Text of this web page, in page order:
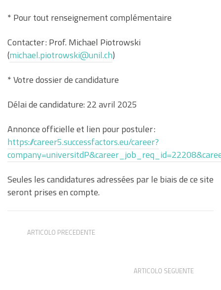
* Pour tout renseignement complémentaire
Contacter : Prof. Michael Piotrowski
(michael.piotrowski@unil.ch)
* Votre dossier de candidature
Délai de candidature: 22 avril 2025
Annonce officielle et lien pour postuler :
https://career5.successfactors.eu/career?
Seules les candidatures adressées par le biais de ce site
seront prises en compte.
ARTICOLO PRECEDENTE
ARTICOLO SEGUENTE